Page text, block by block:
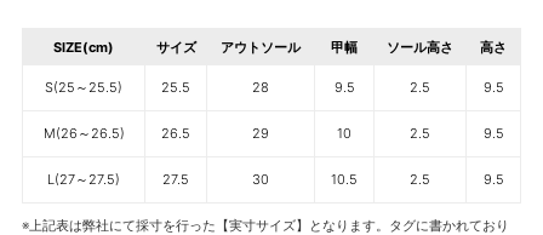
SIZE(cm) サイズ アウトソール 甲幅 ソール高さ 高さ
S(25～25.5) 25.5 28 9.5 2.5 9.5
M(26～26.5) 26.5 29 10 2.5 9.5
L(27～27.5) 27.5 30 10.5 2.5 9.5
※上記表は弊社にて採寸を行った【実寸サイズ】となります。タグに書かれており